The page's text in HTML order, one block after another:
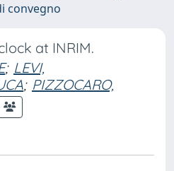
convegno
at INRIM.
; LEVI,
; PIZZOCARO,